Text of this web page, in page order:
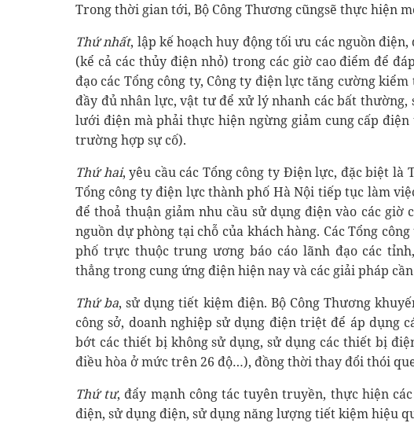
Trong thời gian tới, Bộ Công Thương cũngsẽ thực hiện
Thứ nhất, lập kế hoạch huy động tối ưu các nguồn
(kể cả các thủy điện nhỏ) trong các giờ cao điểm để
đạo các Tổng công ty, Công ty điện lực tăng cường
đầy đủ nhân lực, vật tư để xử lý nhanh các bất thường,
lưới điện mà phải thực hiện ngừng giảm cung cấp
trường hợp sự cố).
Thứ hai, yêu cầu các Tổng công ty Điện lực, đặc biệt là
Tổng công ty điện lực thành phố Hà Nội tiếp tục làm
để thoả thuận giảm nhu cầu sử dụng điện vào các giờ
nguồn dự phòng tại chỗ của khách hàng. Các Tổng
phố trực thuộc trung ương báo cáo lãnh đạo các
thẳng trong cung ứng điện hiện nay và các giải pháp
Thứ ba, sử dụng tiết kiệm điện. Bộ Công Thương
công sở, doanh nghiệp sử dụng điện triệt để áp dụng
bớt các thiết bị không sử dụng, sử dụng các thiết bị
điều hòa ở mức trên 26 độ…), đồng thời thay đổi thói
Thứ tư, đẩy mạnh công tác tuyên truyền, thực hiện
điện, sử dụng điện, sử dụng năng lượng tiết kiệm hiệu